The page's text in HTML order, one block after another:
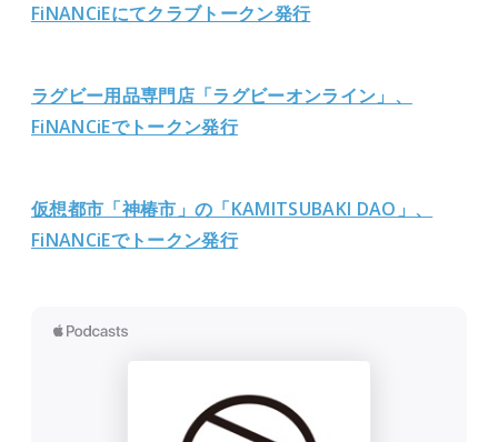
FiNANCiEにてクラブトークン発行
ラグビー用品専門店「ラグビーオンライン」、
FiNANCiEでトークン発行
仮想都市「神椿市」の「KAMITSUBAKI DAO」、
FiNANCiEでトークン発行